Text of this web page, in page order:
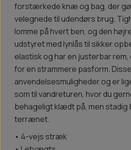
forstærkede knæ og bag, der
velegnede til udendørs brug.
lomme på hvert ben, og den
udstyret med lynlås til sikker
elastisk og har en justerbar
for en strammere pasform.
anvendelsesmuligheder og er
som til vandreturen, hvor du
behageligt klædt på, men stadig
terrænet.
• 4-vejs stræk